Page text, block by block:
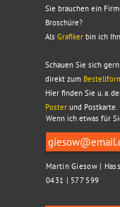
Sie brauchen ein
Broschüre?
Als Grafiker bin ich
Schauen Sie sich
direkt zum
Hier finden Sie u. a.
Poster und Postkarte.
Wenn ich etwas für
Martin Giesow |
0431 | 577 599